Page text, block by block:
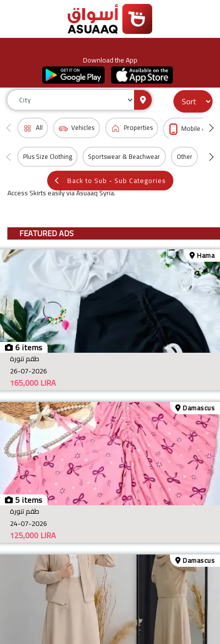
Download the App
All Vehicles Properties Mobile &
Plus Size Clothing Sportswear & Beachwear Other All
Back to Sub - Sub Categories
Access Skirts easily via Asuaaq Syria.
FEATURED ADS
6 items
Hama
طقم تنورة
26-07-2026
LIRA
165,000
5 items
Damascus
طقم تنورة
24-07-2026
LIRA
125,000
Damascus